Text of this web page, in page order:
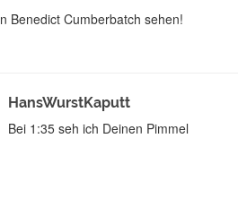
Benedict Cumberbatch sehen!
HansWurstKaputt
Bei 1:35 seh ich Deinen Pimmel